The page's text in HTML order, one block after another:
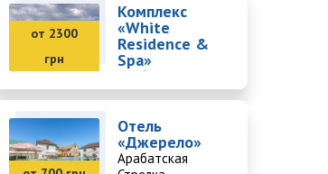
от 2300
грн
Комплекс
«White
Residence &
Spa»
Арабатская
Стрелка. SPA-
Отель
«Джерело»
Арабатская